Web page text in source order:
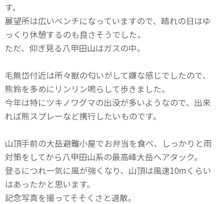
す。
展望所は広いベンチになっていますので、晴れの日はゆ
っくり休憩するのも良さそうでした。
ただ、仰ぎ見る八甲田山はガスの中。
毛無岱付近は所々獣の匂いがして嫌な感じでしたので、
熊鈴を多めにリンリン鳴らして歩きました。
今年は特にツキノワグマの出没が多いようなので、出来
れば熊スプレーなど携行したいものです。
山頂手前の大岳避難小屋でお弁当を食べ、しっかりと雨
対策をしてから八甲田山系の最高峰大岳へアタック。
登るにつれ一気に風が強くなり、山頂は風速10mくらい
はあったかと思います。
記念写真を撮ってそそくさと退散。